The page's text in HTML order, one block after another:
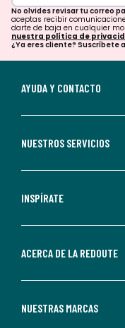
No olvides revisar tu correo
aceptas recibir
darte de baja en cualquier
nuestra política de
¿Ya eres cliente? Suscríbete
AYUDA Y CONTACTO
NUESTROS SERVICIOS
INSPÍRATE
ACERCA DE LA REDOUTE
NUESTRAS MARCAS